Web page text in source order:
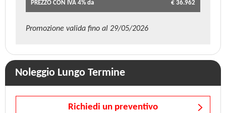
PREZZO CON IVA 4% da € 36.962
Promozione valida fino al 29/05/2026
Noleggio Lungo Termine
Richiedi un preventivo